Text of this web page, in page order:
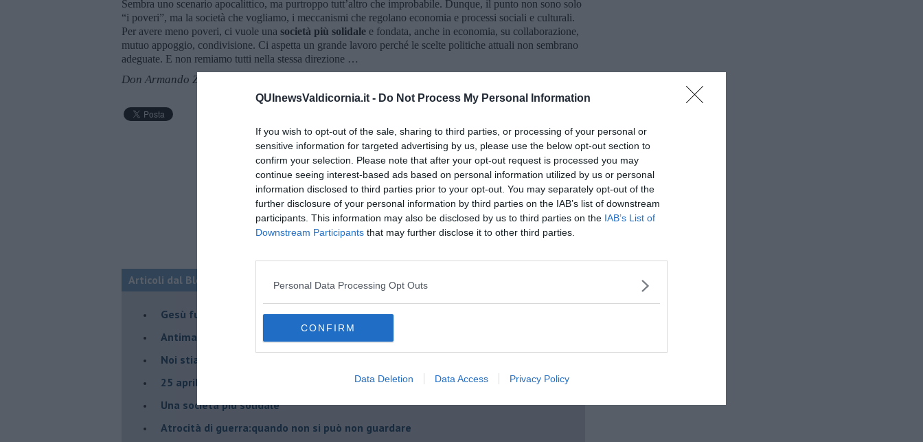
QUInewsValdicornia.it - Do Not Process My Personal Information
If you wish to opt-out of the sale, sharing to third parties, or processing of your personal or
sensitive information for targeted advertising by us, please use the below opt-out section to
confirm your selection. Please note that after your opt-out request is processed you may
continue seeing interest-based ads based on personal information utilized by us or personal
information disclosed to third parties prior to your opt-out. You may separately opt-out of the
further disclosure of your personal information by third parties on the IAB’s list of downstream
participants. This information may also be disclosed by us to third parties on the IAB’s List of
Downstream Participants that may further disclose it to other third parties.
Personal Data Processing Opt Outs
CONFIRM
Data Deletion Data Access Privacy Policy
Sembra uno scenario apocalittico, ma purtroppo tutt’altro che improbabile. Dunque, il punto non sono solo
“i poveri”, ma la società che vogliamo, i meccanismi che regolano economia e processi sociali e culturali.
Per avere meno poveri, ci vuole una società più solidale e fondata, anche in economia, su collaborazione,
mutuo appoggio, condivisione. Ci aspetta un grande lavoro perché le scelte politiche attuali non sembrano
adeguate. E non remiamo tutti nella stessa direzione …
Don Armando Zappolini
Articoli dal Blog “Lo sguardo” di Don Armando Zappolini
Gesù fuori dalla scuola: misera caricatura laica
Antimafia a correnti alterne
Noi stiamo con Santi Palazzolo
25 aprile
​Una società più solidale
​Atrocità di guerra:quando non si può non guardare